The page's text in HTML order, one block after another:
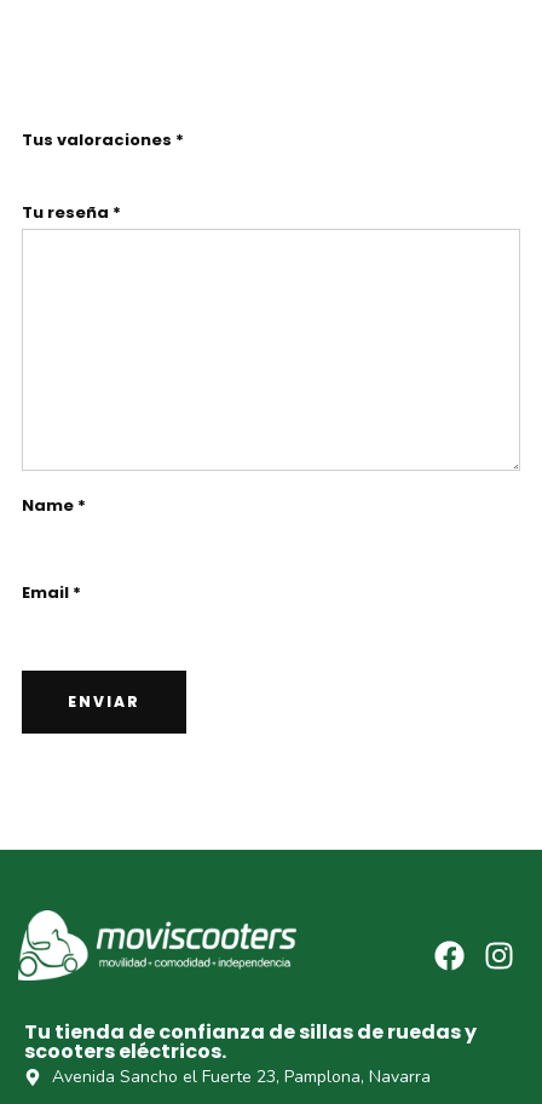
Tus valoraciones *
Tu reseña *
Name *
Email *
Tu tienda de confianza de sillas de ruedas y
scooters eléctricos.
Avenida Sancho el Fuerte 23, Pamplona, Navarra